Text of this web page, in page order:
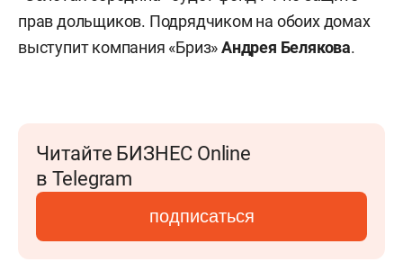
прав дольщиков. Подрядчиком на обоих домах
выступит компания «Бриз»Андрея Белякова.
Читайте БИЗНЕС Online
в Telegram
подписаться